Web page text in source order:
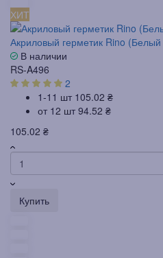
ХИТ
Акриловый герметик Rino
В наличии
RS-A496
2
1-11 шт 105.02 ₴
от 12 шт 94.52 ₴
105.02 ₴
Купить